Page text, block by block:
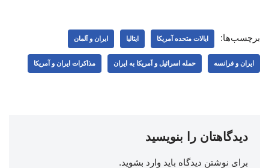
برچسب‌ها: ایالات متحده آمریکا ایتالیا ایران و آلمان
ایران و فرانسه حمله اسرائیل و آمریکا به ایران مذاکرات ایران و آمریکا
دیدگاهتان را بنویسید
برای نوشتن دیدگاه باید وارد بشوید.